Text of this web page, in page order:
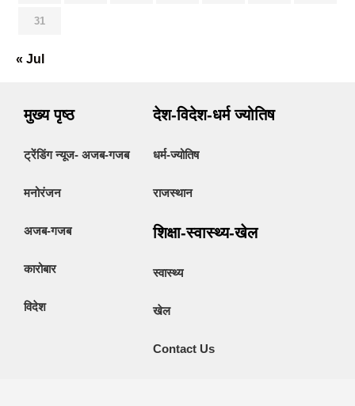
31
« Jul
मुख्य पृष्ठ
ट्रेंडिंग न्यूज- अजब-गजब
मनोरंजन
अजब-गजब
कारोबार
विदेश
देश-विदेश-धर्म ज्योतिष
धर्म-ज्योतिष
राजस्थान
शिक्षा-स्वास्थ्य-खेल
स्वास्थ्य
खेल
Contact Us